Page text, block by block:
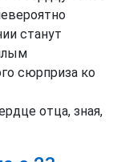
станут
сюрприза ко
отца, зная,